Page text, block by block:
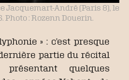
Jacquemart-André (Paris 8), le
Photo : Rozenn Douerin.
» : c’est presque
partie du récital
présentant quelques